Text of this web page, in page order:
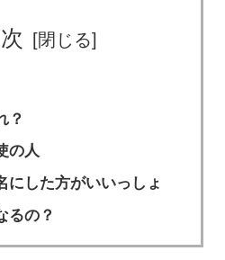
？
の人
にした方がいいっしょ
るの？